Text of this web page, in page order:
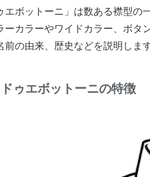
エボットーニ」は数ある襟型
ーカラーやワイドカラー、ボタ
前の由来、歴史などを説明します
ゥエボットーニの特徴